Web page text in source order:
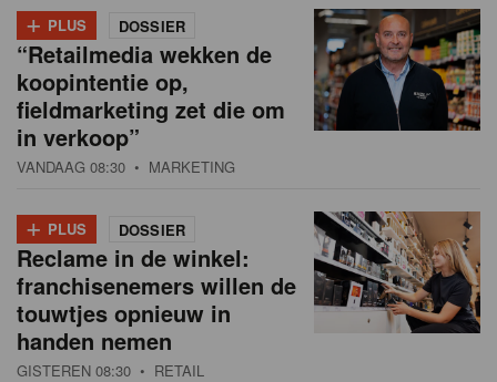
+ PLUS DOSSIER
“Retailmedia wekken de
koopintentie op,
fieldmarketing zet die om
in verkoop”
VANDAAG 08:30 • MARKETING
+ PLUS DOSSIER
Reclame in de winkel:
franchisenemers willen de
touwtjes opnieuw in
handen nemen
GISTEREN 08:30 • RETAIL